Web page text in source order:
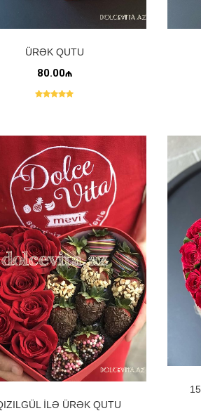
ÜRƏK QUTU
80.00₼
ILƏ ÜRƏK QUTU